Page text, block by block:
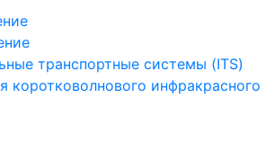
транспортные системы (ITS)
коротковолнового инфракрасного